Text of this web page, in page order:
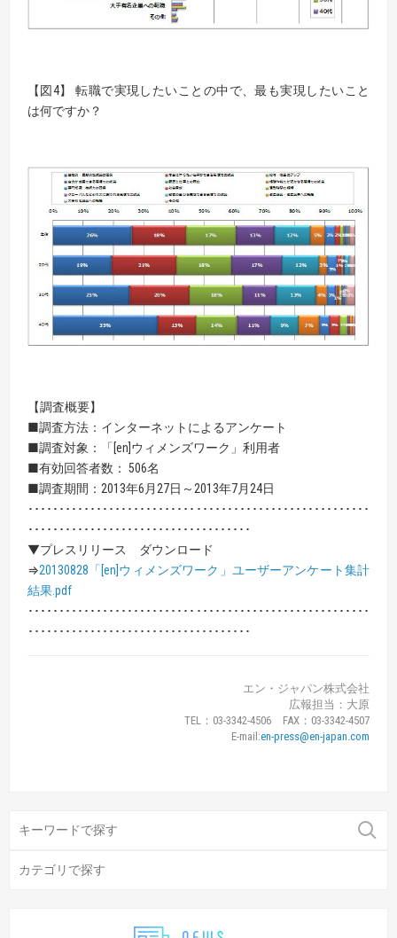
【図4】 転職で実現したいことの中で、最も実現したいこと
は何ですか？
【調査概要】
■調査方法：インターネットによるアンケート
■調査対象：「[en]ウィメンズワーク」利用者
■有効回答者数： 506名
■調査期間：2013年6月27日～2013年7月24日
･･･････････････････････････････････････････････････････
････････････････････････････････････
▼プレスリリース ダウンロード
⇒20130828「[en]ウィメンズワーク」ユーザーアンケート集計
結果.pdf
･･･････････････････････････････････････････････････････
････････････････････････････････････
エン・ジャパン株式会社
広報担当：大原
TEL：03-3342-4506 FAX：03-3342-4507
E-mail:en-press@en-japan.com